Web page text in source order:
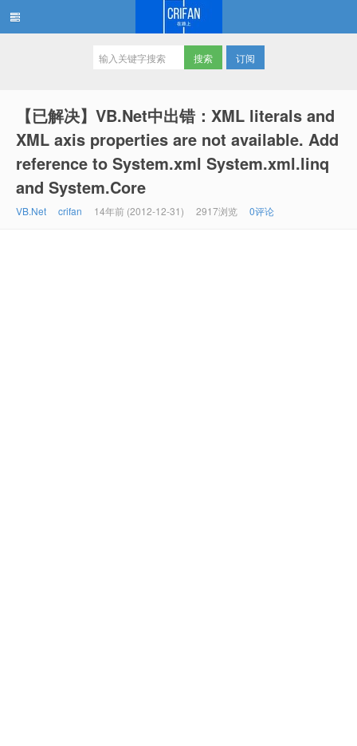
订阅
【已解决】VB.Net中出错：XML literals and
XML axis properties are not available. Add
reference to System.xml System.xml.linq
and System.Core
VB.Net crifan 14年前 (2012-12-31) 2917浏览 0评论